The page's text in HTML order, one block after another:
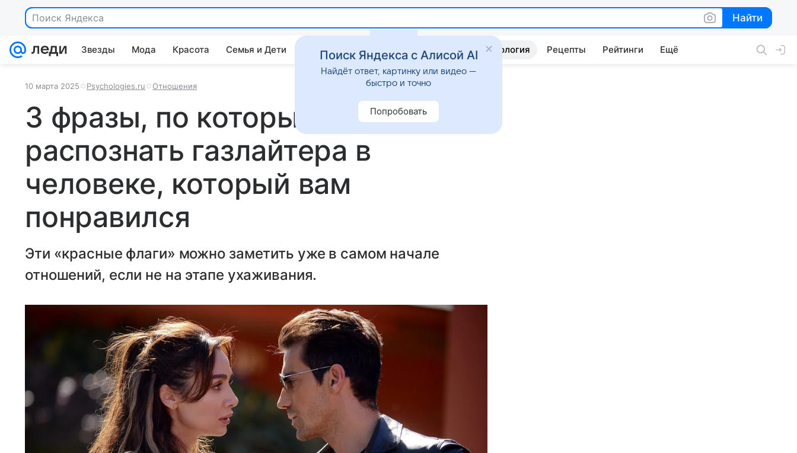
Поиск Яндекса Найти
Найти
Звезды Мода Красота Семья и Дети Дом Гороскопы Стиль жизни Психология Рецепты Рейтинги Ещё
10 марта 2025 Psychologies.ru Отношения
3 фразы, по которым можно
распознать газлайтера в
человеке, который вам
понравился
Эти «красные флаги» можно заметить уже в самом начале
отношений, если не на этапе ухаживания.
Поиск Яндекса с Алисой AI
Найдёт ответ, картинку или видео —
быстро и точно
Попробовать